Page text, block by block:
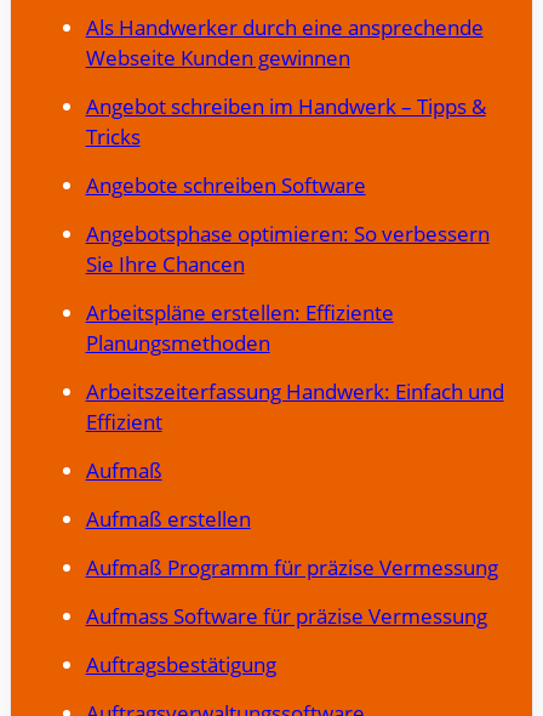
Als Handwerker durch eine ansprechende
Webseite Kunden gewinnen
Angebot schreiben im Handwerk – Tipps &
Tricks
Angebote schreiben Software
Angebotsphase optimieren: So verbessern
Sie Ihre Chancen
Arbeitspläne erstellen: Effiziente
Planungsmethoden
Arbeitszeiterfassung Handwerk: Einfach und
Effizient
Aufmaß
Aufmaß erstellen
Aufmaß Programm für präzise Vermessung
Aufmass Software für präzise Vermessung
Auftragsbestätigung